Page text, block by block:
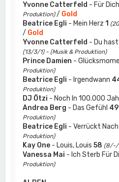
Yvonne Catterfeld - Für Dich
Produktion)/ Gold
Beatrice Egli - Mein Herz 1
/ Gold
Yvonne Catterfeld - Du
(13/3/1) - (Musik & Produktion)
Prince Damien -
Produktion)
Beatrice Egli - Irgendwann
Produktion)
DJ Ötzi - Noch In 100.000
Andrea Berg - Das Gefühl 49
Produktion)
Beatrice Egli - Verrückt
Produktion)
Kay One - Louis, Louis58 (8/-/
Vanessa Mai - Ich Sterb Für
Produktion)